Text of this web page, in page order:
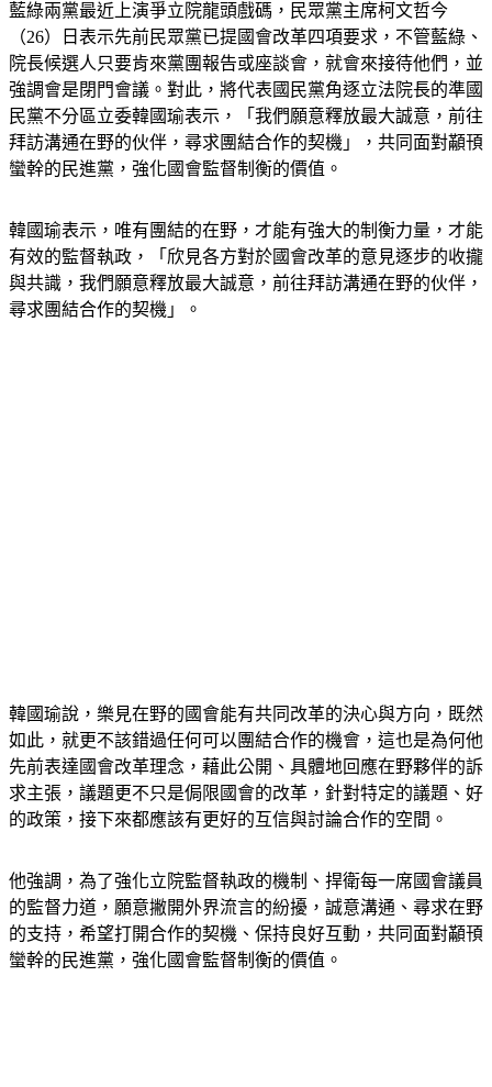
藍綠兩黨最近上演爭立院龍頭戲碼，民眾黨主席柯文哲今
（26）日表示先前民眾黨已提國會改革四項要求，不管藍綠、
院長候選人只要肯來黨團報告或座談會，就會來接待他們，並
強調會是閉門會議。對此，將代表國民黨角逐立法院長的準國
民黨不分區立委韓國瑜表示，「我們願意釋放最大誠意，前往
拜訪溝通在野的伙伴，尋求團結合作的契機」，共同面對顢頇
蠻幹的民進黨，強化國會監督制衡的價值。
韓國瑜表示，唯有團結的在野，才能有強大的制衡力量，才能
有效的監督執政，「欣見各方對於國會改革的意見逐步的收攏
與共識，我們願意釋放最大誠意，前往拜訪溝通在野的伙伴，
尋求團結合作的契機」。
韓國瑜說，樂見在野的國會能有共同改革的決心與方向，既然
如此，就更不該錯過任何可以團結合作的機會，這也是為何他
先前表達國會改革理念，藉此公開、具體地回應在野夥伴的訴
求主張，議題更不只是侷限國會的改革，針對特定的議題、好
的政策，接下來都應該有更好的互信與討論合作的空間。
他強調，為了強化立院監督執政的機制、捍衛每一席國會議員
的監督力道，願意撇開外界流言的紛擾，誠意溝通、尋求在野
的支持，希望打開合作的契機、保持良好互動，共同面對顢頇
蠻幹的民進黨，強化國會監督制衡的價值。